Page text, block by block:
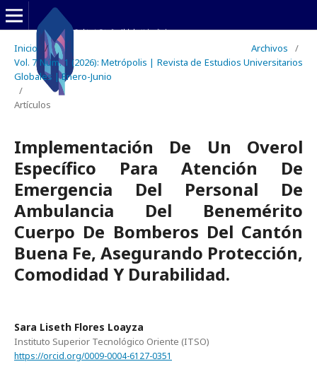
Inicio / Archivos
/
Vol. 7 Núm. 1 (2026): Metrópolis | Revista de Estudios Universitarios
Globales | Enero-Junio
/
Artículos
Implementación De Un Overol
Específico Para Atención De
Emergencia Del Personal De
Ambulancia Del Benemérito
Cuerpo De Bomberos Del Cantón
Buena Fe, Asegurando Protección,
Comodidad Y Durabilidad.
Sara Liseth Flores Loayza
Instituto Superior Tecnológico Oriente (ITSO)
https://orcid.org/0009-0004-6127-0351